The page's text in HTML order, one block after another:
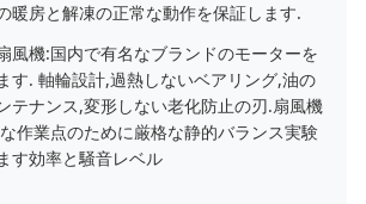
暖房と解凍の正常な動作を保証します.
風機:国内で有名なブランドのモーターを
す. 軸輪設計,過熱しないベアリング,油の
テナンス,変形しない老化防止の刃.扇風機
作業点のために厳格な静的バランス実験
す効率と騒音レベル